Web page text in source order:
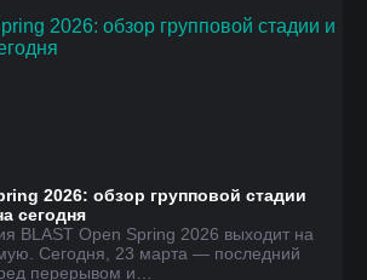
2026: обзор групповой стадии
сегодня
BLAST Open Spring 2026 выходит на
Сегодня, 23 марта — последний
перерывом и…